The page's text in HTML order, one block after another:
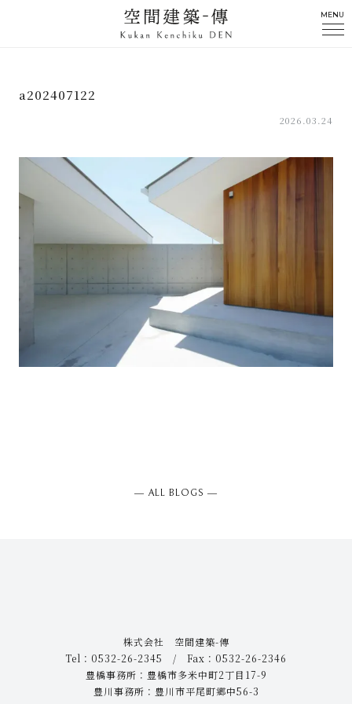
MENU
a202407122
2026.03.24
― ALL BLOGS ―
株式会社 空間建築-傳
Tel：0532-26-2345 / Fax：0532-26-2346
豊橋事務所：豊橋市多米中町2丁目17-9
豊川事務所：豊川市平尾町郷中56-3